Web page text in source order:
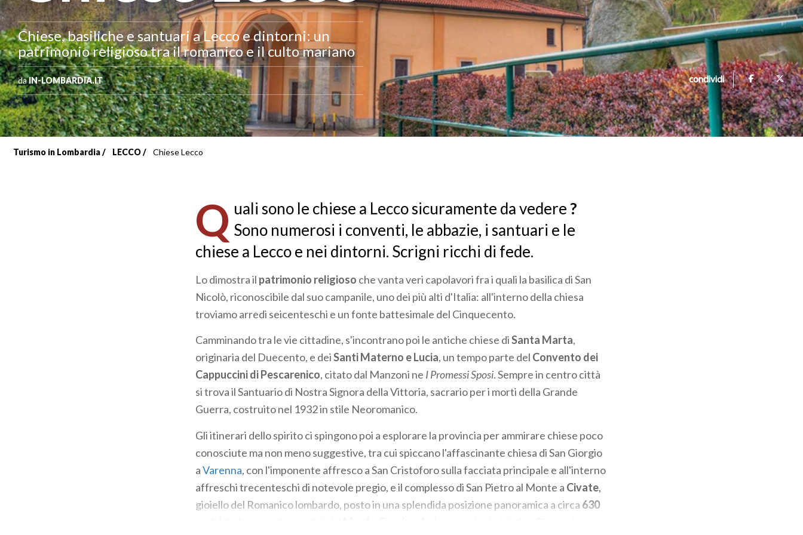
Chiese, basiliche e santuari a Lecco e dintorni: un
patrimonio religioso tra il romanico e il culto mariano
daIN-LOMBARDIA.IT condividi
Turismo in Lombardia LECCO Chiese Lecco
Q uali sono le chiese a Lecco sicuramente da vedere ?
Sono numerosi i conventi, le abbazie, i santuari e le
chiese a Lecco e nei dintorni. Scrigni ricchi di fede.
Lo dimostra il patrimonio religioso che vanta veri capolavori fra i quali la basilica di San
Nicolò, riconoscibile dal suo campanile, uno dei più alti d'Italia: all'interno della chiesa
troviamo arredi seicenteschi e un fonte battesimale del Cinquecento.
Camminando tra le vie cittadine, s'incontrano poi le antiche chiese diSanta Marta,
originaria del Duecento, e deiSanti Materno e Lucia, un tempo parte del Convento dei
Cappuccini di Pescarenico, citato dal Manzoni ne I Promessi Sposi. Sempre in centro città
si trova il Santuario di Nostra Signora della Vittoria, sacrario per i morti della Grande
Guerra, costruito nel 1932 in stile Neoromanico.
Gli itinerari dello spirito ci spingono poi a esplorare la provincia per ammirare chiese poco
conosciute ma non meno suggestive, tra cui spiccano l'affascinante chiesa di San Giorgio
aVarenna, con l'imponente affresco a San Cristoforo sulla facciata principale e all'interno
affreschi trecenteschi di notevole pregio, e il complesso di San Pietro al Monte a Civate,
gioiello del Romanico lombardo, posto in una splendida posizione panoramica a circa 630